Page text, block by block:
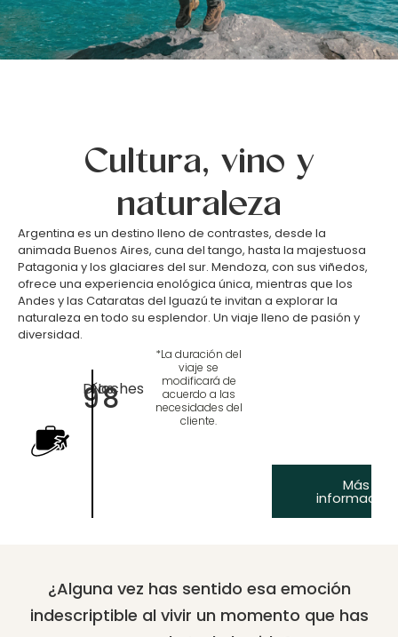
Cultura, vino y
naturaleza
Argentina es un destino lleno de contrastes, desde la
animada Buenos Aires, cuna del tango, hasta la majestuosa
Patagonia y los glaciares del sur. Mendoza, con sus viñedos,
ofrece una experiencia enológica única, mientras que los
Andes y las Cataratas del Iguazú te invitan a explorar la
naturaleza en todo su esplendor. Un viaje lleno de pasión y
diversidad.
Días
9Noches
8
*La duración del
viaje se
modificará de
acuerdo a las
necesidades del
cliente.
Más
información
¿Alguna vez has sentido esa emoción
indescriptible al vivir un momento que has